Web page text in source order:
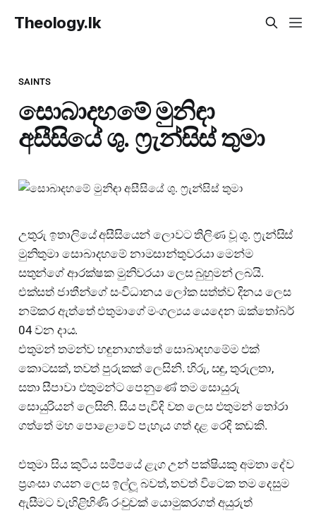
Theology.lk
SAINTS
සොබාදහමේ මුනිඳා
අසීසියේ ශු. ෆ්‍රැන්සිස් තුමා
උතුරු ඉතාලියේ අසීසියෙන් ලොවට තිලිණ වූ ශු. ෆ්‍රැන්සිස්
මුනිතුමා සොබාදහමේ නාමසාන්තුවරයා මෙන්ම
සතුන්ගේ ආරක්ෂක මුනිවරයා ලෙස බුහුමන් ලබයි.
එක්සත් ජාතීන්ගේ සංවිධානය ලෝක සත්ත්ව දිනය ලෙස
නම්කර ඇත්තේ එතුමාගේ මංගල්‍යය යෙදෙන ඔක්තෝබර්
04 වන දාය.
එතුමන් තමන්ව හඳුනාගත්තේ සොබාදහමේම එක්
කොටසක්, තවත් පුරුකක් ලෙසිනි. හිරු, සඳු, තුරුලතා,
සතා සීපාවා එතුමන්ට පෙනුණේ තම සොයුරු
සොයුරියන් ලෙසිනි. සිය පැවිදි වත ලෙස එතුමන් තෝරා
ගත්තේ මහ පොළොවේ පැහැය ගත් දළ රෙදි කඩකි.
එතුමා සිය කුටිය සමීපයේ ළැග උන් පක්ෂියකු අමතා දේව
ප්‍රශංසා ගයන ලෙස ඉල්ලූ බවත්, තවත් විටෙක තම දෙසුම
ඇසීමට වැහිළිහිණි රංචුවක් යොමුකරගත් අයුරුත්